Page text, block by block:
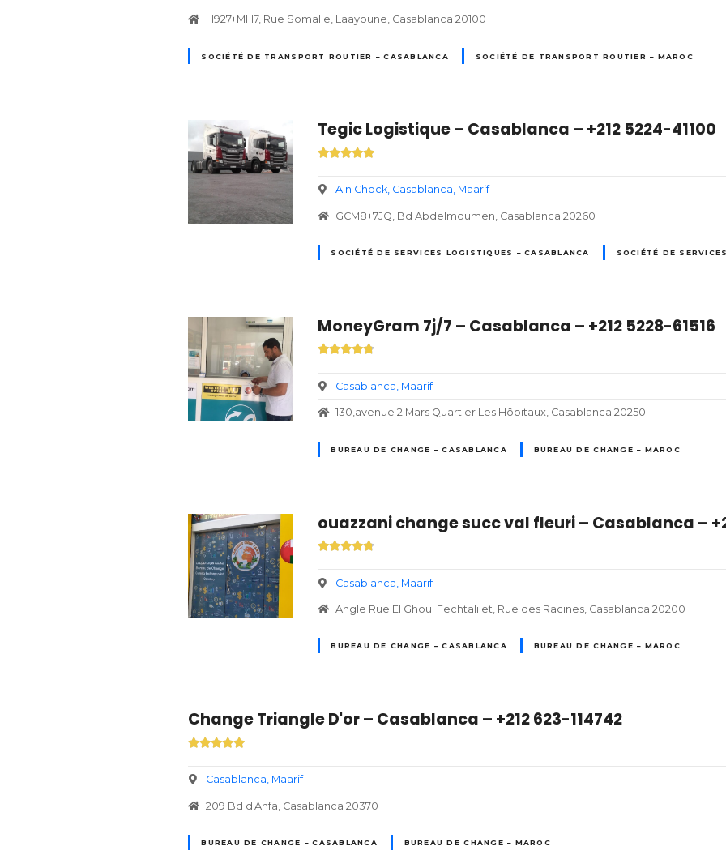
H927+MH7, Rue Somalie, Laayoune, Casablanca 20100
SOCIÉTÉ DE TRANSPORT ROUTIER – CASABLANCA SOCIÉTÉ DE TRANSPORT ROUTIER – MAROC
Tegic Logistique – Casablanca – +212 5224-41100
Aïn Chock Casablanca Maarif
GCM8+7JQ, Bd Abdelmoumen, Casablanca 20260
SOCIÉTÉ DE SERVICES LOGISTIQUES – CASABLANCA SOCIÉTÉ DE
MoneyGram 7j/7 – Casablanca – +212 5228-61516
Casablanca Maarif
130,avenue 2 Mars Quartier Les Hôpitaux, Casablanca 20250
BUREAU DE CHANGE – CASABLANCA BUREAU DE CHANGE – MAROC
ouazzani change succ val fleuri – Casablanca –
Casablanca Maarif
Angle Rue El Ghoul Fechtali et, Rue des Racines, Casablanca 20200
BUREAU DE CHANGE – CASABLANCA BUREAU DE CHANGE – MAROC
Change Triangle D'or – Casablanca – +212 623-114742
Casablanca Maarif
209 Bd d'Anfa, Casablanca 20370
BUREAU DE CHANGE – CASABLANCA BUREAU DE CHANGE – MAROC